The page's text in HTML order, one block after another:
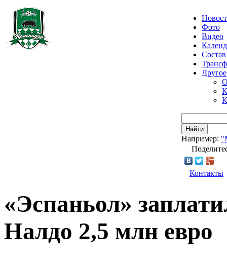
Фото
Видео
Состав
Другое
Найти
Например:
Контакты
«Эспаньол»
Налдо 2,5 млн евро